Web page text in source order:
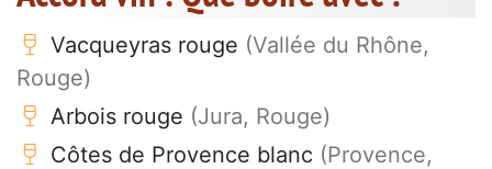
Vacqueyras rouge (Vallée du Rhône,
Rouge)
Arbois rouge (Jura, Rouge)
Côtes de Provence blanc (Provence,